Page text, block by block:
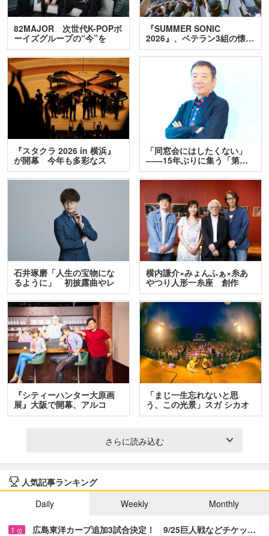
82MAJOR 次世代K-POPボ
ーイズグループの“今”を
訊…
『SUMMER SONIC
2026』、ベテラン3組の懐…
『スタクラ 2026 in 横浜』
が開幕 今年も多彩なス
テ…
「同窓会にはしたくない」
――15年ぶりに集う「第…
石井琢磨「人生の宝物にな
るように」 初披露曲やレ
ア…
横内謙介×みょんふぁ×糸あ
やつり人形一糸座 創作
人…
『シティーハンター大原画
展』大阪で開幕、アルコ
＆…
「まじ一生忘れないと思
う、この光景」スガ シカオ
と…
さらに読み込む
人気記事ランキング
Daily
Weekly Monthly
1 位 広島東洋カープ追加3試合決定！ 9/25巨人戦などチケッ…